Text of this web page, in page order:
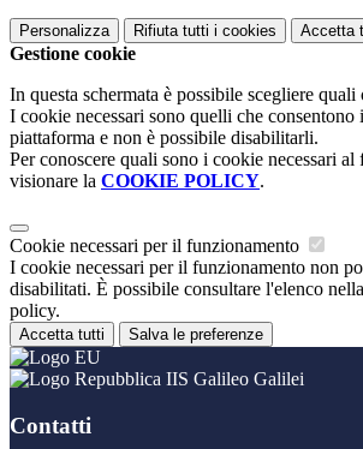
Personalizza Rifiuta tutti i cookies Accetta
Gestione cookie
In questa schermata è possibile scegliere
I cookie necessari sono quelli che
piattaforma e non è possibile disabilitarli.
Per conoscere quali sono i cookie necessari
visionare la COOKIE POLICY.
Cookie necessari per il funzionamento
I cookie necessari per il funzionamento non
disabilitati. È possibile consultare l'elenco
policy.
Accetta tutti Salva le preferenze
IIS Galileo Galilei
Contatti